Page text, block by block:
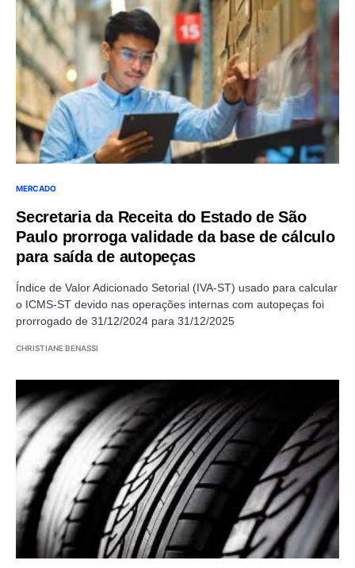
MERCADO
Secretaria da Receita do Estado de São
Paulo prorroga validade da base de cálculo
para saída de autopeças
Índice de Valor Adicionado Setorial (IVA-ST) usado para calcular
o ICMS-ST devido nas operações internas com autopeças foi
prorrogado de 31/12/2024 para 31/12/2025
CHRISTIANE BENASSI